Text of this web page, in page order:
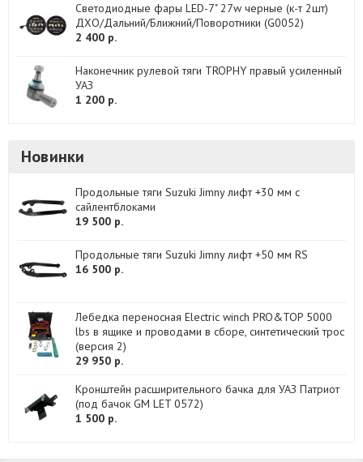
Светодиодные фары LED-7" 27w черные (к-т 2шт)
ДХО/Дальний/Ближний/Поворотники (G0052)
2 400 р.
Наконечник рулевой тяги TROPHY правый усиленный
УАЗ
1 200 р.
Новинки
Продольные тяги Suzuki Jimny лифт +30 мм с
сайлентблоками
19 500 р.
Продольные тяги Suzuki Jimny лифт +50 мм RS
16 500 р.
Лебедка переносная Electric winch PRO&TOP 5000
lbs в ящике и проводами в сборе, синтетический трос
(версия 2)
29 950 р.
Кронштейн расширительного бачка для УАЗ Патриот
(под бачок GM LET 0572)
1 500 р.